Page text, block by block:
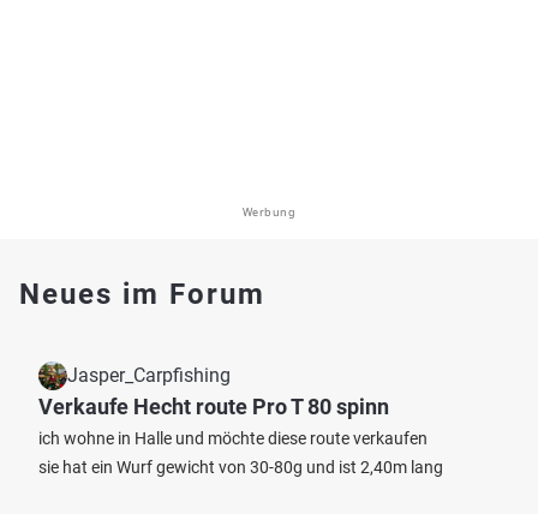
Werbung
Neues im Forum
Jasper_Carpfishing
Verkaufe Hecht route Pro T 80 spinn
ich wohne in Halle und möchte diese route verkaufen
sie hat ein Wurf gewicht von 30-80g und ist 2,40m lang